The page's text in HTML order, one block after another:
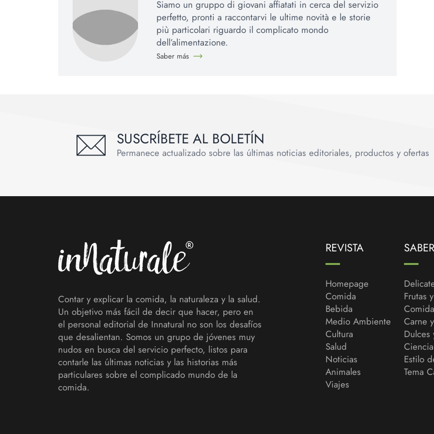
Siamo un gruppo di giovani affiatati in cerca del servizio
perfetto, pronti a raccontarvi le ultime novità e le storie
più particolari riguardo il complicato mondo
dell’alimentazione.
Saber más
SUSCRÍBETE AL BOLETÍN
Permanece actualizado sobre las últimas noticias editoriales, productos y ofertas
Contar y explicar la comida, la naturaleza y la salud.
Un objetivo más fácil de decir que hacer, pero en
el personal editorial de Innatural no son los desafíos
que desalientan. Somos un grupo de jóvenes muy
nudos en busca del servicio perfecto, listos para
contarle las últimas noticias y las historias más
particulares sobre el complicado mundo de la
comida.
REVISTA
Homepage
Comida
Bebida
Medio Ambiente
Cultura
Salud
Noticias
Animales
Viajes
Frutas
Carne
Dulces
Ciencia
Estilo
Tema